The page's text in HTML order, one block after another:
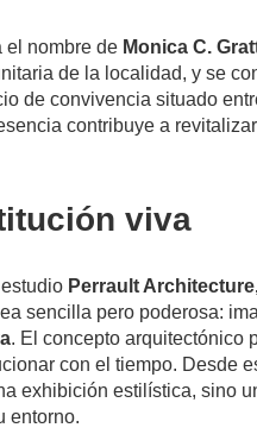
el nombre de Monica C.
de la localidad, y se
de convivencia situado
contribuye a
viva
Perrault
sencilla pero poderosa:
. El concepto arquitectónico
con el tiempo. Desde
exhibición estilística, sino
entorno.